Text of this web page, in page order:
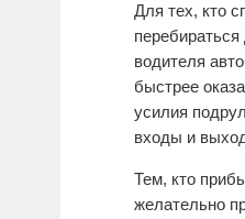
Для тех, кто
водителя
быстрее
усилия
входы и
Тем, кто
желательно